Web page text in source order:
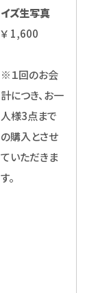
イズ生写真
￥ 1,600
※１回のお会
計につき、お一
人様3点まで
の購入とさせ
ていただきま
す。